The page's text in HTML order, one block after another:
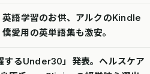
英語学習のお供、アルクのKindle
愛用の英単語集も激安。
するUnder30」発表。ヘルスケア